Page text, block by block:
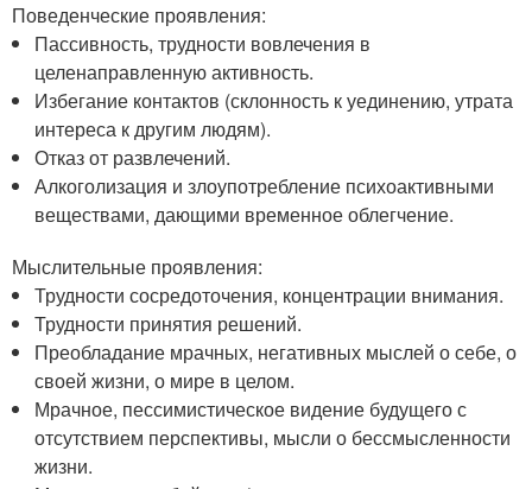
Поведенческие проявления:
Пассивность, трудности вовлечения в
целенаправленную активность.
Избегание контактов (склонность к уединению, утрата
интереса к другим людям).
Отказ от развлечений.
Алкоголизация и злоупотребление психоактивными
веществами, дающими временное облегчение.
Мыслительные проявления:
Трудности сосредоточения, концентрации внимания.
Трудности принятия решений.
Преобладание мрачных, негативных мыслей о себе, о
своей жизни, о мире в целом.
Мрачное, пессимистическое видение будущего с
отсутствием перспективы, мысли о бессмысленности
жизни.